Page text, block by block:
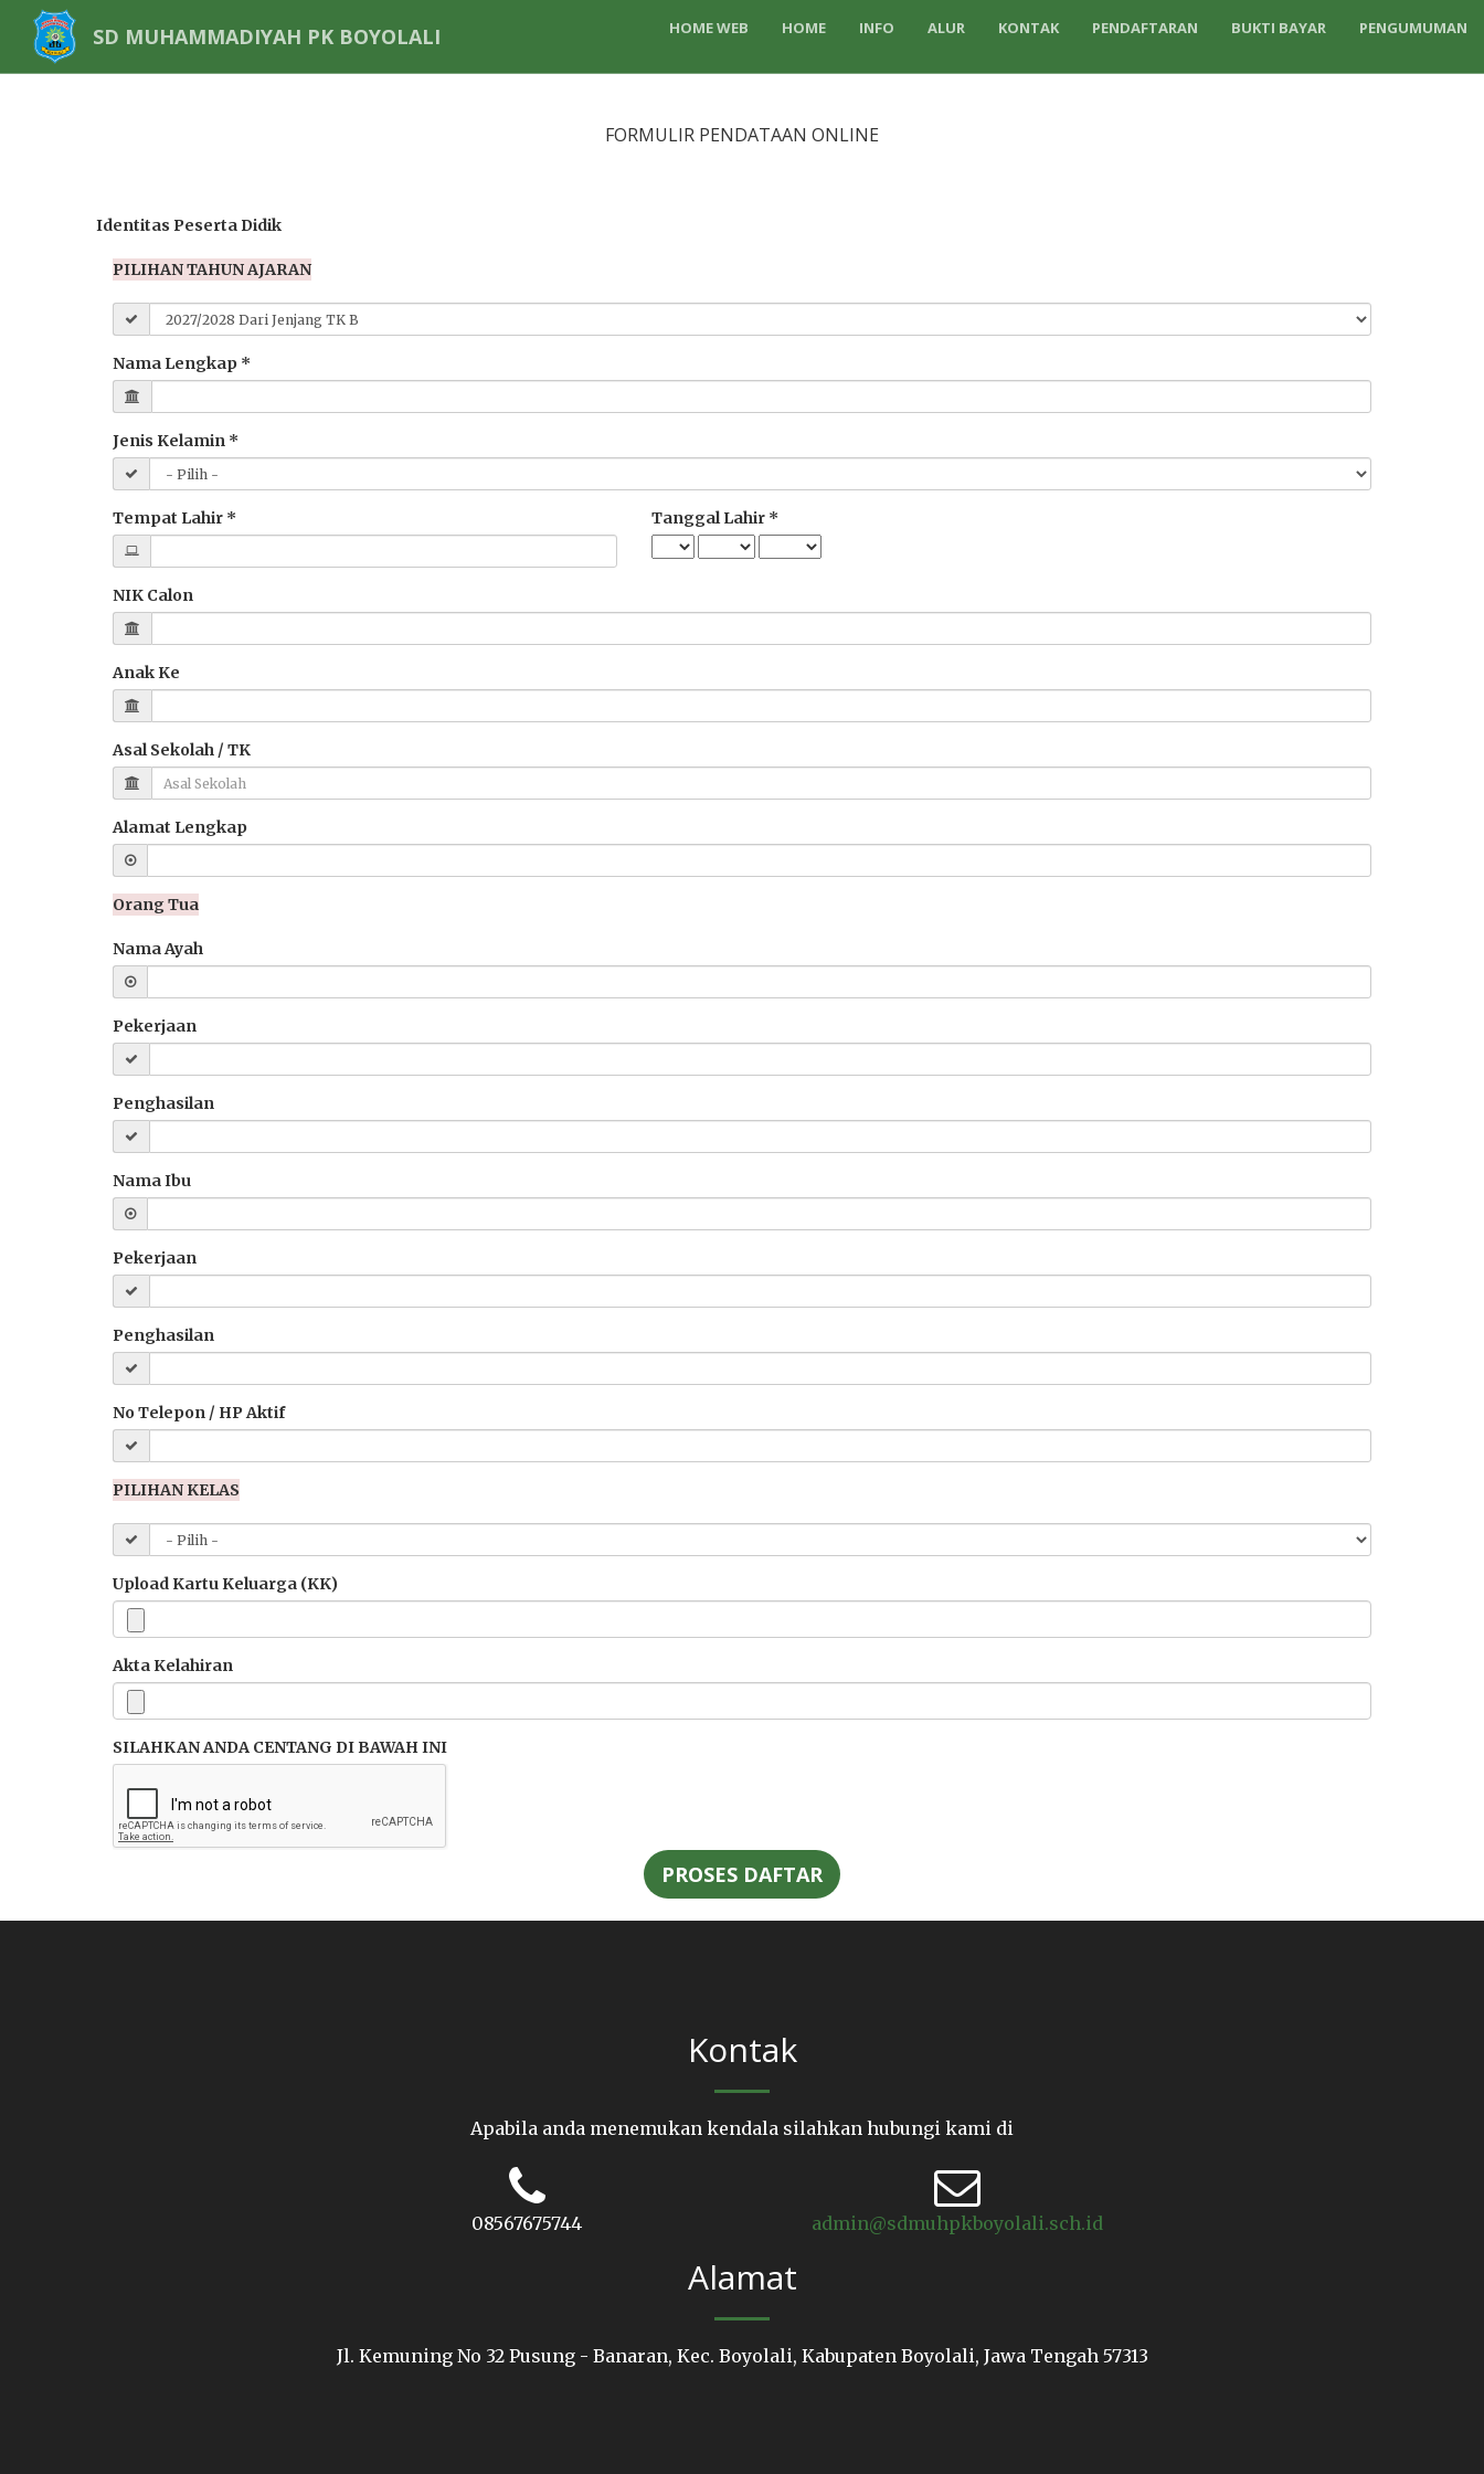
SD MUHAMMADIYAH PK BOYOLALI HOME WEB HOME INFO ALUR KONTAK PENDAFTARAN BUKTI BAYAR PENGUMUMAN
FORMULIR PENDATAAN ONLINE
Identitas Peserta Didik
PILIHAN TAHUN AJARAN
Nama Lengkap *
Jenis Kelamin *
Tempat Lahir * Tanggal Lahir *
NIK Calon
Anak Ke
Asal Sekolah / TK
Alamat Lengkap
Orang Tua
Nama Ayah
Pekerjaan
Penghasilan
Nama Ibu
Pekerjaan
Penghasilan
No Telepon / HP Aktif
PILIHAN KELAS
Upload Kartu Keluarga (KK)
Akta Kelahiran
SILAHKAN ANDA CENTANG DI BAWAH INI
PROSES DAFTAR
Kontak
Apabila anda menemukan kendala silahkan hubungi kami di
08567675744 admin@sdmuhpkboyolali.sch.id
Alamat
Jl. Kemuning No 32 Pusung - Banaran, Kec. Boyolali, Kabupaten Boyolali, Jawa Tengah 57313